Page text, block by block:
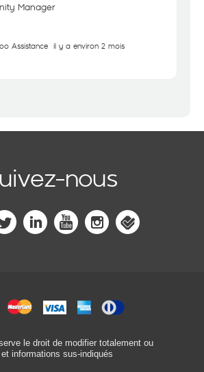
Manager
Assistance il y a environ 2 mois
nous
le droit de modifier totalement ou
informations sus-indiqués